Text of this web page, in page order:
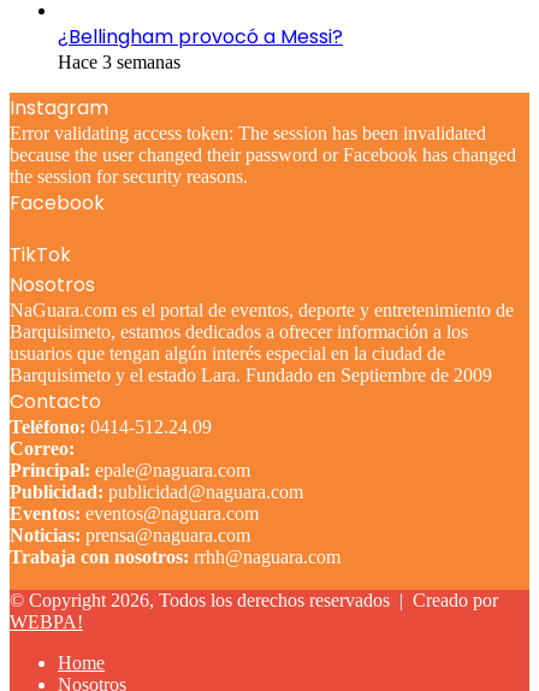
¿Bellingham provocó a Messi?
Hace 3 semanas
Instagram
Error validating access token: The session has been invalidated
because the user changed their password or Facebook has changed
the session for security reasons.
Facebook
TikTok
Nosotros
NaGuara.com es el portal de eventos, deporte y entretenimiento de
Barquisimeto, estamos dedicados a ofrecer información a los
usuarios que tengan algún interés especial en la ciudad de
Barquisimeto y el estado Lara. Fundado en Septiembre de 2009
Contacto
Teléfono: 0414-512.24.09
Correo:
Principal: epale@naguara.com
Publicidad: publicidad@naguara.com
Eventos: eventos@naguara.com
Noticias: prensa@naguara.com
Trabaja con nosotros: rrhh@naguara.com
© Copyright 2026, Todos los derechos reservados | Creado por
WEBPA!
Home
Nosotros